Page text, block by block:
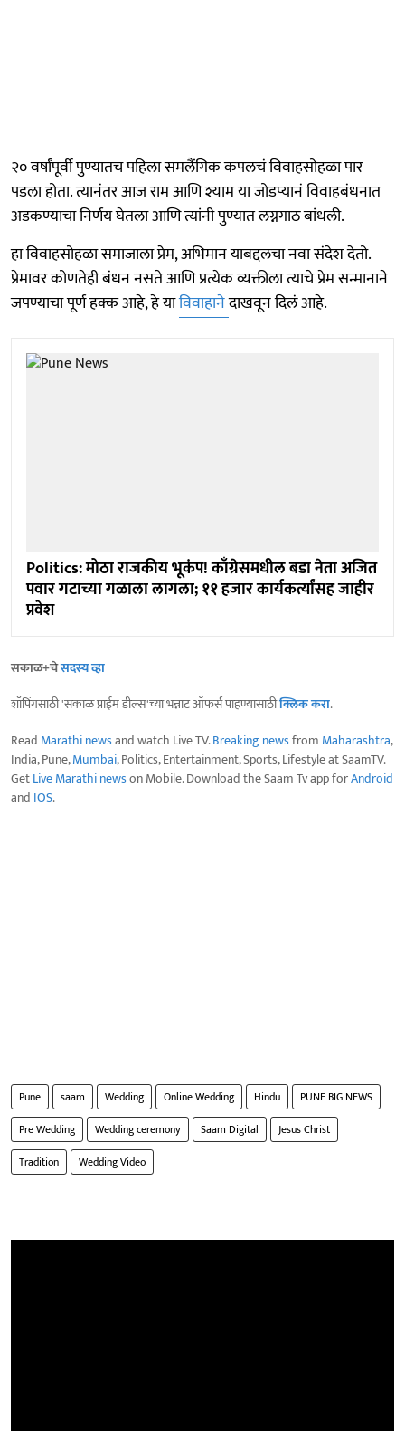
२० वर्षांपूर्वी पुण्यातच पहिला समलैंगिक कपलचं विवाहसोहळा पार
पडला होता. त्यानंतर आज राम आणि श्याम या जोडप्यानं विवाहबंधनात
अडकण्याचा निर्णय घेतला आणि त्यांनी पुण्यात लग्नगाठ बांधली.
हा विवाहसोहळा समाजाला प्रेम, अभिमान याबद्दलचा नवा संदेश देतो.
प्रेमावर कोणतेही बंधन नसते आणि प्रत्येक व्यक्तीला त्याचे प्रेम सन्मानाने
जपण्याचा पूर्ण हक्क आहे, हे याविवाहानेदाखवून दिलं आहे.
Politics: मोठा राजकीय भूकंप! काँग्रेसमधील बडा नेता अजित
पवार गटाच्या गळाला लागला; ११ हजार कार्यकर्त्यांसह जाहीर
प्रवेश
सकाळ+चेसदस्य व्हा
शॉपिंगसाठी 'सकाळ प्राईम डील्स'च्या भन्नाट ऑफर्स पाहण्यासाठीक्लिक करा.
Read Marathi newsand watch Live TV.Breaking newsfrom Maharashtra,
India, Pune,Mumbai, Politics, Entertainment, Sports, Lifestyle at SaamTV.
GetLive Marathi newson Mobile. Download the Saam Tv app forAndroid
and IOS.
Pune saam Wedding Online Wedding Hindu
PUNE BIG NEWS
Pre Wedding
Wedding ceremony Saam Digital
Jesus Christ
Tradition
Wedding Video